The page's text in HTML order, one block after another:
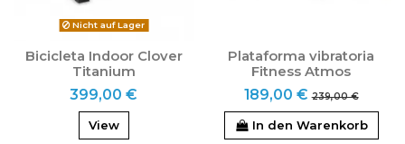
Nicht auf Lager
Bicicleta Indoor Clover
Titanium
399,00 €
View
Plataforma vibratoria
Fitness Atmos
189,00 € 239,00 €
In den Warenkorb